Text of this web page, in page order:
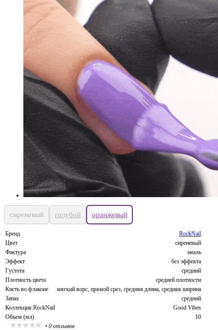
сиреневый голубой оранжевый
Бренд
RockNail
Цвет
сиреневый
Фактура
эмаль
Эффект
без эффекта
Густота
средний
Плотность цвета
средней плотности
Кисть во флаконе
мягкий ворс, прямой срез, средняя длина, средняя ширина
Запах
средний
Коллекция RockNail
Good Vibes
Объем (мл)
10
• 0 отзывов